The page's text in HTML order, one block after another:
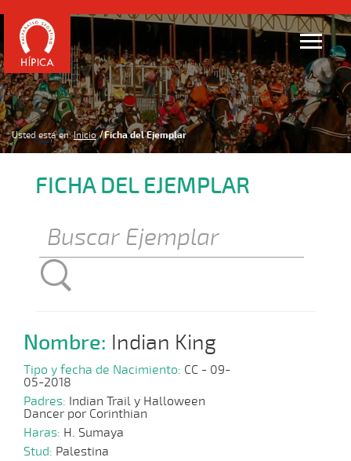
Usted está en: Inicio Ficha del Ejemplar
FICHA DEL EJEMPLAR
Nombre: Indian King
Tipo y fecha de Nacimiento: CC - 09-
05-2018
Padres: Indian Trail y Halloween
Dancer por Corinthian
Haras: H. Sumaya
Stud: Palestina